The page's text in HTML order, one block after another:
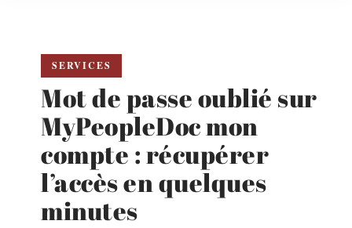
SERVICES
Mot de passe oublié sur
MyPeopleDoc mon
compte : récupérer
l’accès en quelques
minutes